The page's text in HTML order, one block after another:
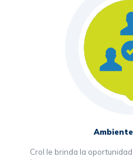
Crol le brinda la